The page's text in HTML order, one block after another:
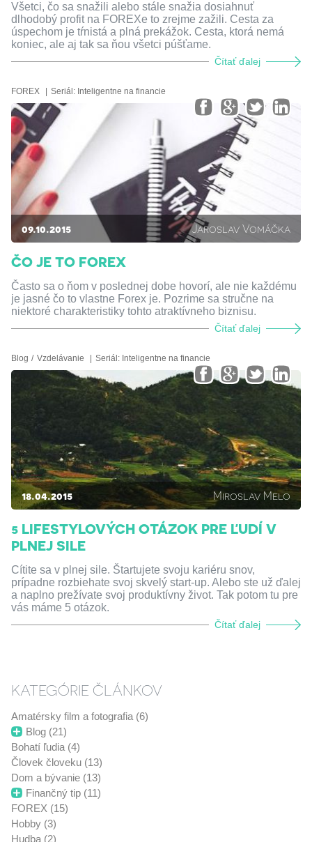
Všetci, čo sa snažili alebo stále snažia dosiahnuť
dlhodobý profit na FOREXe to zrejme zažili. Cesta za
úspechom je tŕnistá a plná prekážok. Cesta, ktorá nemá
koniec, ale aj tak sa ňou všetci púšťame.
Čítať ďalej
FOREX Seriál: Inteligentne na financie
09.10.2015 Jaroslav Vomáčka
ČO JE TO FOREX
Často sa o ňom v poslednej dobe hovorí, ale nie každému
je jasné čo to vlastne Forex je. Pozrime sa stručne na
niektoré charakteristiky tohto atraktívneho biznisu.
Čítať ďalej
Blog Vzdelávanie Seriál: Inteligentne na financie
18.04.2015 Miroslav Melo
5 LIFESTYLOVÝCH OTÁZOK PRE ĽUDÍ V
PLNEJ SILE
Cítite sa v plnej sile. Štartujete svoju kariéru snov,
prípadne rozbiehate svoj skvelý start-up. Alebo ste už ďalej
a naplno prežívate svoj produktívny život. Tak potom tu pre
vás máme 5 otázok.
Čítať ďalej
KATEGÓRIE ČLÁNKOV
Amatérsky film a fotografia (6)
Blog (21)
Bohatí ľudia (4)
Človek človeku (13)
Dom a bývanie (13)
Finančný tip (11)
FOREX (15)
Hobby (3)
Hudba (2)